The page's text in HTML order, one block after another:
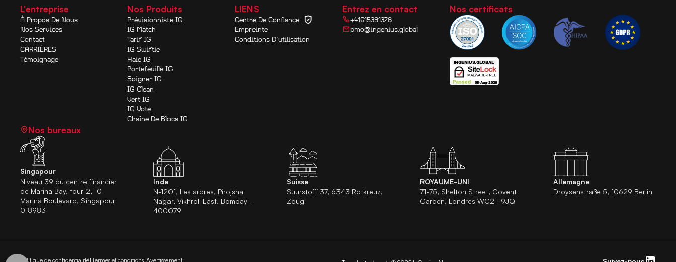
L'entreprise
À Propos De Nous
Nos Services
Contact
CARRIÈRES
Témoignage
Nos Produits
Prévisionniste IG
IG Match
Tarif IG
IG Swiftie
Haie IG
Portefeuille IG
Soigner IG
IG Clean
Vert IG
IG Vote
Chaîne De Blocs IG
LIENS
Centre De Confiance
Empreinte
Conditions D'utilisation
Entrez en contact
+41615391378
pmo@ingenius.global
Nos certificats
Nos bureaux
Singapour
Niveau 39 du centre financier
de Marina Bay, tour 2, 10
Marina Boulevard, Singapour
018983
Inde
N-1201, Les arbres, Pirojsha
Nagar, Vikhroli East, Bombay -
400079
Suisse
Suurstoffi 37, 6343 Rotkreuz,
Zoug
ROYAUME-UNI
71-75, Shelton Street, Covent
Garden, Londres WC2H 9JQ
Allemagne
Droysenstraße 5, 10629 Berlin
Politique de confidentialité Termes et conditions Avertissement